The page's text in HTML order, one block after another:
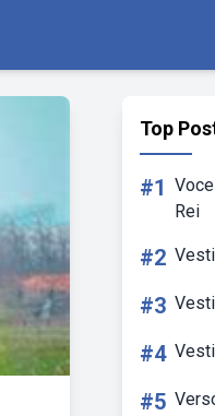
Top
#1
Rei
#2
#3
#4
#5